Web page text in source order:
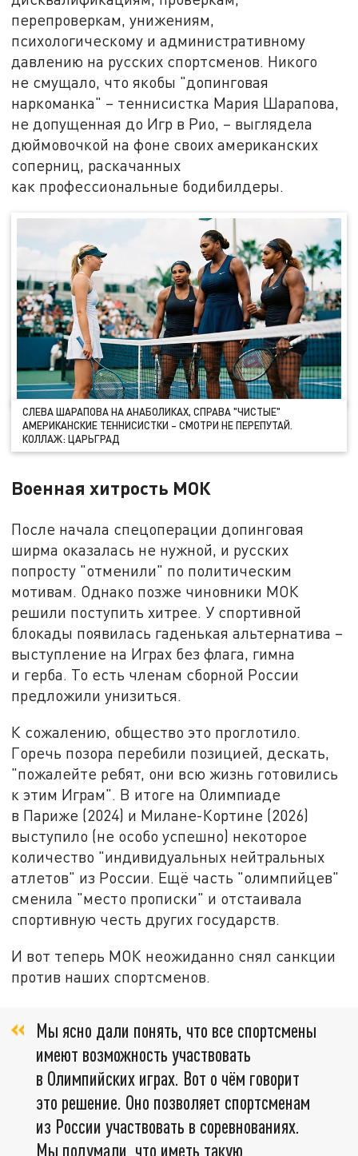
перепроверкам, унижениям,
психологическому и административному
давлению на русских спортсменов. Никого
не смущало, что якобы "допинговая
наркоманка" – теннисистка Мария Шарапова,
не допущенная до Игр в Рио, – выглядела
дюймовочкой на фоне своих американских
соперниц, раскачанных
как профессиональные бодибилдеры.
СЛЕВА ШАРАПОВА НА АНАБОЛИКАХ, СПРАВА "ЧИСТЫЕ"
АМЕРИКАНСКИЕ ТЕННИСИСТКИ – СМОТРИ НЕ ПЕРЕПУТАЙ.
КОЛЛАЖ: ЦАРЬГРАД
Военная хитрость МОК
После начала спецоперации допинговая
ширма оказалась не нужной, и русских
попросту "отменили" по политическим
мотивам. Однако позже чиновники МОК
решили поступить хитрее. У спортивной
блокады появилась гаденькая альтернатива –
выступление на Играх без флага, гимна
и герба. То есть членам сборной России
предложили унизиться.
К сожалению, общество это проглотило.
Горечь позора перебили позицией, дескать,
"пожалейте ребят, они всю жизнь готовились
к этим Играм". В итоге на Олимпиаде
в Париже (2024) и Милане-Кортине (2026)
выступило (не особо успешно) некоторое
количество "индивидуальных нейтральных
атлетов" из России. Ещё часть "олимпийцев"
сменила "место прописки" и отстаивала
спортивную честь других государств.
И вот теперь МОК неожиданно снял санкции
против наших спортсменов.
Мы ясно дали понять, что все спортсмены
имеют возможность участвовать
в Олимпийских играх. Вот о чём говорит
это решение. Оно позволяет спортсменам
из России участвовать в соревнованиях.
Мы подумали, что иметь такую